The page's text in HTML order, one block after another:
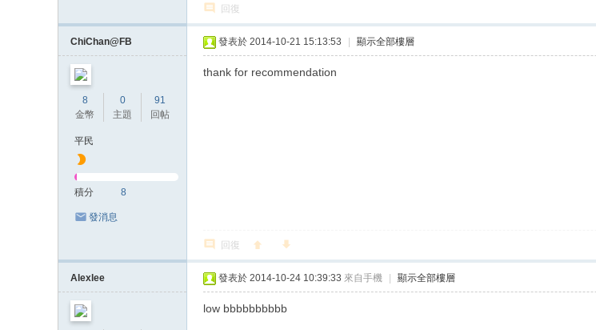
回復
ChiChan@FB
8
金幣
0
主題
91
回帖
平民
積分 8
發消息
發表於 2014-10-21 15:13:53 顯示全部樓層
thank for recommendation
回復
Alexlee 發表於 2014-10-24 10:39:33 來自手機 顯示全部樓層
low bbbbbbbbbb